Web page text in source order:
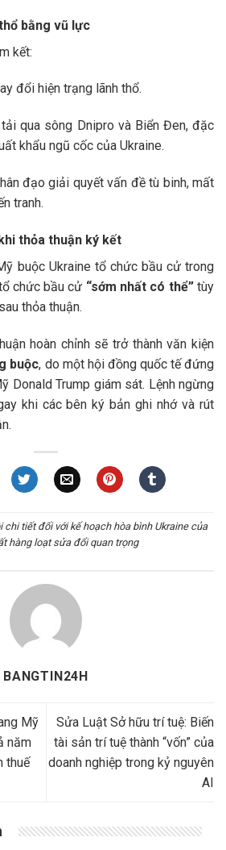
bằng vũ lực
kết:
đổi hiện trạng lãnh thổ.
qua sông Dnipro và Biển Đen, đặc
khẩu ngũ cốc của Ukraine.
đạo giải quyết vấn đề tù binh, mất
tranh.
thỏa thuận ký kết
buộc Ukraine tổ chức bầu cử trong
chức bầu cử “sớm nhất có thể”tùy
thỏa thuận.
hoàn chỉnh sẽ trở thành văn kiện
buộc, do một hội đồng quốc tế đứng
Donald Trump giám sát. Lệnh ngừng
khi các bên ký bản ghi nhớ và rút
chi tiết đối với kế hoạch hòa bình Ukraine của
hàng loạt sửa đổi quan trọng
BANGTIN24H
Mỹ
năm
thuế
Sửa Luật Sở hữu trí tuệ: Biến
tài sản trí tuệ thành “vốn” của
doanh nghiệp trong kỷ nguyên
AI